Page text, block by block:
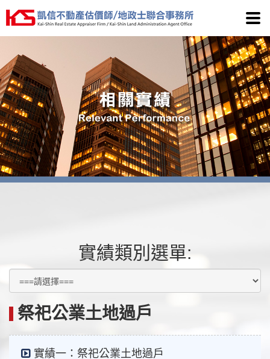
實績類別選單:
祭祀公業土地過戶
實績一：祭祀公業土地過戶
凱